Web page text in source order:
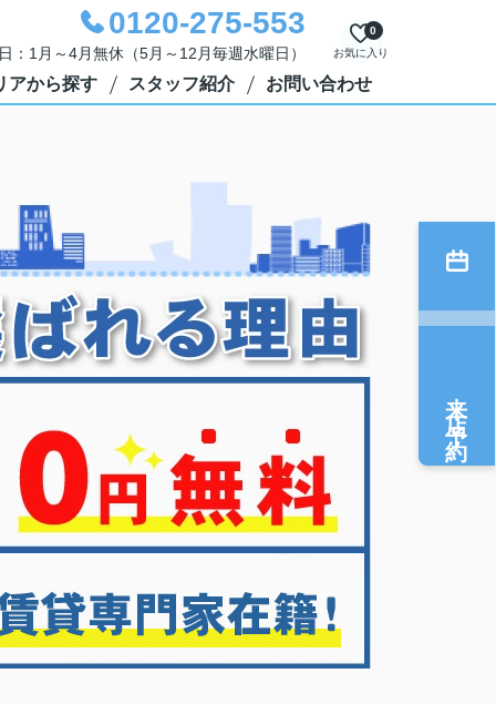
0120-275-553
1月～4月無休（5月～12月毎週水曜日） お気に入り
0
アから探す スタッフ紹介 お問い合わせ
来店予約